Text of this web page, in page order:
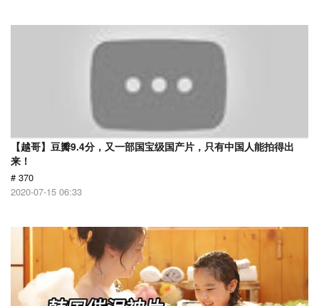
【越哥】豆瓣9.4分，又一部国宝级国产片，只有中国人能拍得出
来！
# 370
2020-07-15 06:33